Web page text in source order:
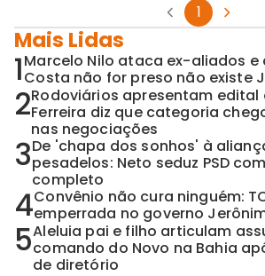
1
Mais Lidas
1Marcelo Nilo ataca ex-aliados e
Costa não for preso não existe
2Rodoviários apresentam edital
Ferreira diz que categoria
nas negociações
3De 'chapa dos sonhos' à
pesadelos: Neto seduz PSD
completo
4Convênio não cura ninguém:
emperrada no governo
5Aleluia pai e filho articulam
comando do Novo na Bahia
de diretório